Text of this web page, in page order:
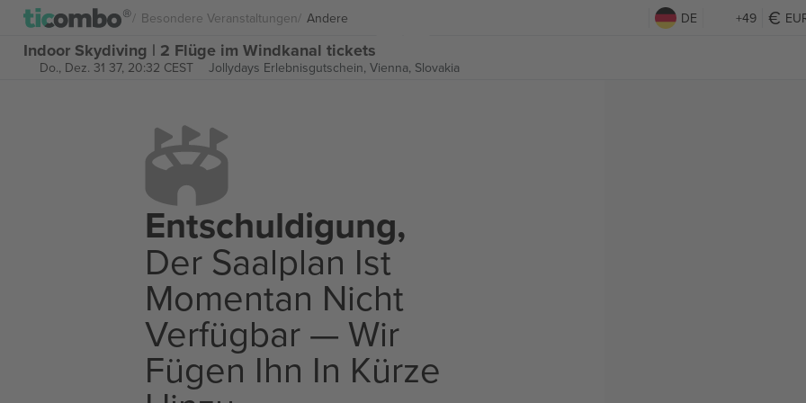
Besondere Veranstaltungen Andere DE +49
Indoor Skydiving | 2 Flüge im Windkanal tickets
Do., Dez. 31 37, 20:32 CEST Jollydays Erlebnisgutschein, Vienna, Slovakia
Entschuldigung,
Der Saalplan Ist
Momentan Nicht
Verfügbar — Wir
Fügen Ihn In Kürze